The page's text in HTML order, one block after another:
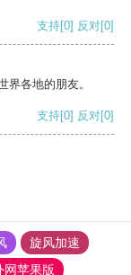
支持[0] 反对[0]
界各地的朋友。
支持[0] 反对[0]
旋风加速
网苹果版